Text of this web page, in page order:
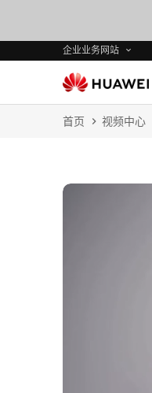
企业业务网站
首页 视频中心